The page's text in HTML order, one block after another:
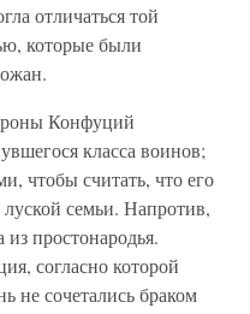
отличаться той
которые были
Конфуций
класса воинов;
чтобы считать, что его
семьи. Напротив,
простонародья.
согласно которой
не сочетались браком